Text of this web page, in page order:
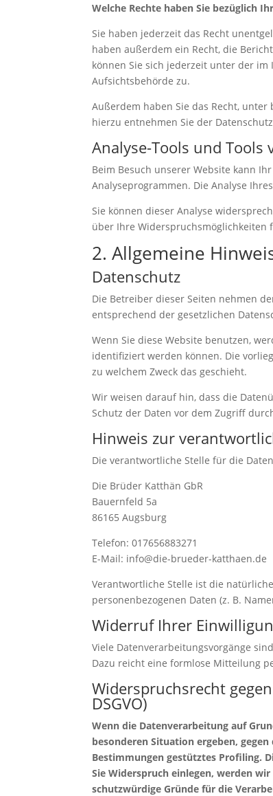
Welche Rechte haben Sie bezüglich
Sie haben jederzeit das Recht
haben außerdem ein Recht, die
können Sie sich jederzeit unter der
Aufsichtsbehörde zu.
Außerdem haben Sie das Recht,
hierzu entnehmen Sie der
Analyse-Tools und
Beim Besuch unserer Website kann
Analyseprogrammen. Die Analyse
Sie können dieser Analyse
über Ihre Widerspruchsmöglichkeiten
2. Allgemeine
Datenschutz
Die Betreiber dieser Seiten nehmen
entsprechend der gesetzlichen
Wenn Sie diese Website benutzen,
identifiziert werden können. Die
zu welchem Zweck das geschieht.
Wir weisen darauf hin, dass die
Schutz der Daten vor dem Zugriff
Hinweis zur
Die verantwortliche Stelle für die
Die Brüder Katthän GbR
Bauernfeld 5a
86165 Augsburg
Telefon: 017656883271
E-Mail: info@die-brueder-katthaen.de
Verantwortliche Stelle ist die
personenbezogenen Daten (z. B.
Widerruf Ihrer
Viele Datenverarbeitungsvorgänge
Dazu reicht eine formlose Mitteilung
Widerspruchsrecht
DSGVO)
Wenn die Datenverarbeitung auf
besonderen Situation ergeben,
Bestimmungen gestütztes Profiling.
Sie Widerspruch einlegen, werden
schutzwürdige Gründe für die